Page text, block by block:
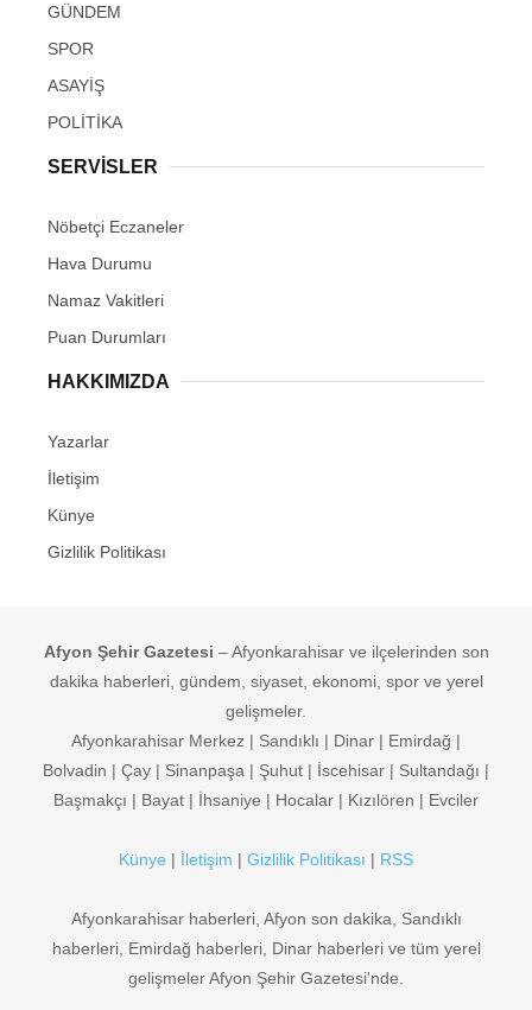
GÜNDEM
SPOR
ASAYİŞ
POLİTİKA
SERVİSLER
Nöbetçi Eczaneler
Hava Durumu
Namaz Vakitleri
Puan Durumları
HAKKIMIZDA
Yazarlar
İletişim
Künye
Gizlilik Politikası
Afyon Şehir Gazetesi – Afyonkarahisar ve ilçelerinden son
dakika haberleri, gündem, siyaset, ekonomi, spor ve yerel
gelişmeler.
Afyonkarahisar Merkez | Sandıklı | Dinar | Emirdağ |
Bolvadin | Çay | Sinanpaşa | Şuhut | İscehisar | Sultandağı |
Başmakçı | Bayat | İhsaniye | Hocalar | Kızılören | Evciler
Künye | İletişim | Gizlilik Politikası | RSS
Afyonkarahisar haberleri, Afyon son dakika, Sandıklı
haberleri, Emirdağ haberleri, Dinar haberleri ve tüm yerel
gelişmeler Afyon Şehir Gazetesi'nde.